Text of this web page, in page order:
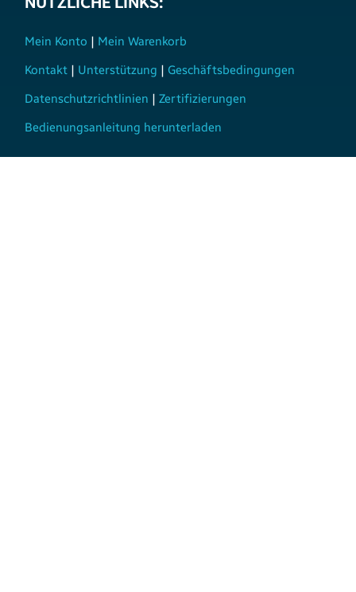
Mein Konto | Mein Warenkorb
Kontakt | Unterstützung | Geschäftsbedingungen
Datenschutzrichtlinien | Zertifizierungen
Bedienungsanleitung herunterladen